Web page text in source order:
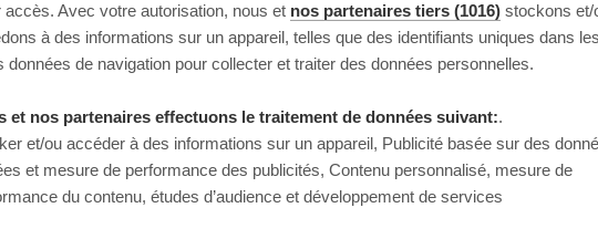
accès. Avec votre autorisation, nous et nos partenaires tiers (1016) stockons et/
à des informations sur un appareil, telles que des identifiants uniques dans
données de navigation pour collecter et traiter des données personnelles.
et nos partenaires effectuons le traitement de données suivant:.
et/ou accéder à des informations sur un appareil, Publicité basée sur des
et mesure de performance des publicités, Contenu personnalisé, mesure de
du contenu, études d’audience et développement de services
This page couldn’t load
Reload to try again, or go back.